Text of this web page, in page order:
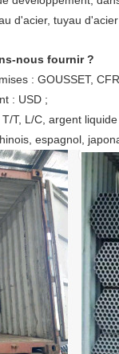
d'acier, tuyau
nous fournir ?
: GOUSSET,
: USD ;
T, L/C, argent liquide
espagnol,